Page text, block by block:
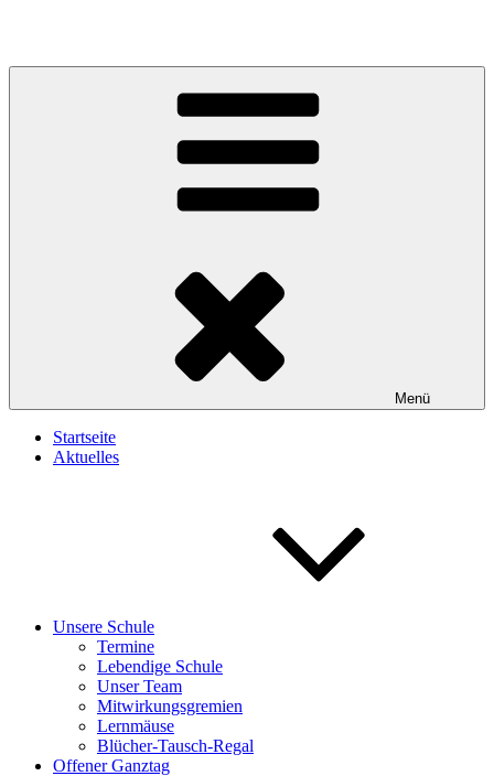
Menü
Startseite
Aktuelles
Unsere Schule
Termine
Lebendige Schule
Unser Team
Mitwirkungsgremien
Lernmäuse
Blücher-Tausch-Regal
Offener Ganztag